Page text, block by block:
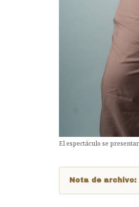
El espectáculo se
Nota de archivo: